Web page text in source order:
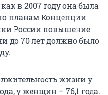
как в 2007 году она была
планам Концепции
России повышение
до 70 лет должно было
жизни у
у женщин – 76,1 года.